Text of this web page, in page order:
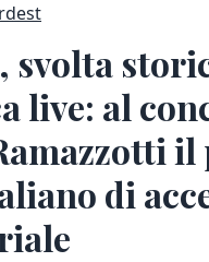
svolta
live: al
di